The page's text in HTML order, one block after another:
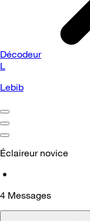
Décodeur
L
Lebib
Éclaireur novice
•
4 Messages